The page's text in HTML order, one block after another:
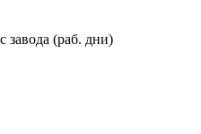
завода (раб. дни)